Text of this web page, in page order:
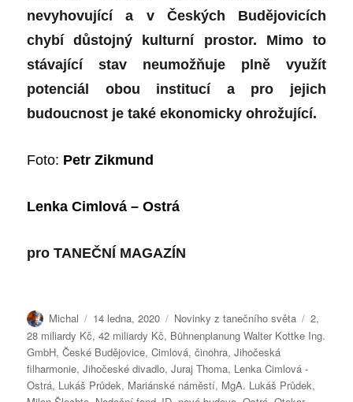
nevyhovující a v Českých Budějovicích
chybí důstojný kulturní prostor. Mimo to
stávající stav neumožňuje plně využít
potenciál obou institucí a pro jejich
budoucnost je také ekonomicky ohrožující.
Foto: Petr Zikmund
Lenka Cimlová – Ostrá
pro TANEČNÍ MAGAZÍN
Autor:
Michal Publikováno:
14 ledna, 2020 Rubriky:
Novinky z tanečního světa Štítky:
2,
28 miliardy Kč,42 miliardy Kč, Bühnenplanung Walter Kottke Ing.
GmbH,České Budějovice,Cimlová,činohra,Jihočeská
filharmonie,Jihočeské divadlo,Juraj Thoma, Lenka Cimlová -
Ostrá, Lukáš Průdek, Mariánské náměstí, MgA. Lukáš Průdek,